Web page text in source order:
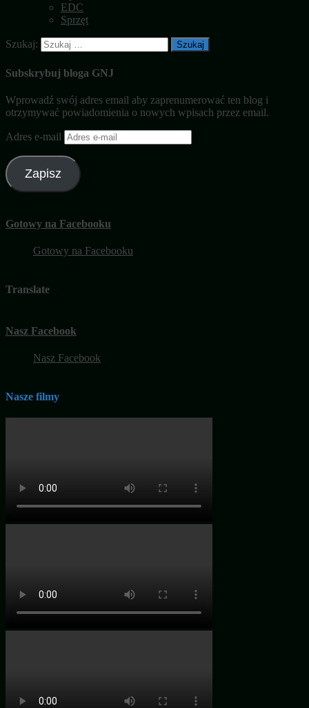
EDC
Sprzęt
Szukaj:
Subskrybuj bloga GNJ
Wprowadź swój adres email aby zaprenumerować ten blog i
otrzymywać powiadomienia o nowych wpisach przez email.
Adres e-mail
Zapisz
Gotowy na Facebooku
Gotowy na Facebooku
Translate
Nasz Facebook
Nasz Facebook
Nasze filmy